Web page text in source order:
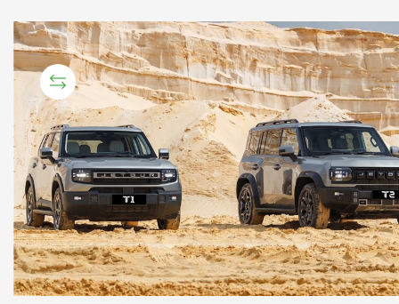
СРАВНИТЕЛЬНЫЙ ТЕСТ